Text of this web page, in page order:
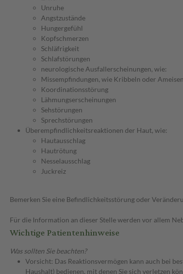
Unruhe
Angstzustände
Hungergefühl
Kopfschmerzen
Schläfrigkeit
Schlafstörungen
neurologische Ausfallerscheinungen, wie:
Missempfindungen, wie Kribbeln oder
Koordinationsstörung
Lähmungserscheinungen
Sehstörungen
Sprechstörungen
Überempfindlichkeitsreaktionen der Haut, wie:
Hautausschlag
Hautrötung
Nesselausschlag
Juckreiz
Bemerken Sie eine Befindlichkeitsstörung oder
Für die Information an dieser Stelle werden vor allem
Wichtige Patientenhinweise
Was sollten Sie beachten?
Vorsicht: Das Reaktionsvermögen kann auch bei
Haushalt) bedienen, mit denen Sie sich verletzen